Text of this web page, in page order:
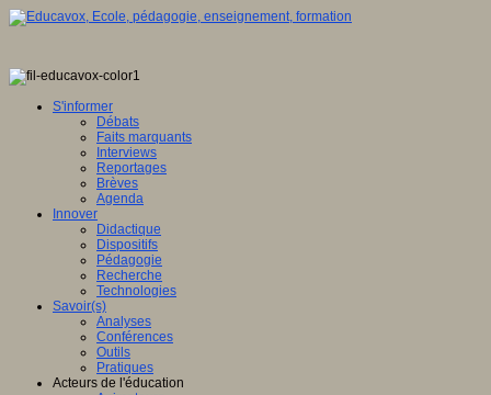
S'informer
Débats
Faits marquants
Interviews
Reportages
Brèves
Agenda
Innover
Didactique
Dispositifs
Pédagogie
Recherche
Technologies
Savoir(s)
Analyses
Conférences
Outils
Pratiques
Acteurs de l'éducation